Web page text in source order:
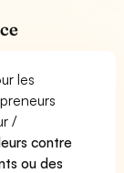
les
/
contre
ou des